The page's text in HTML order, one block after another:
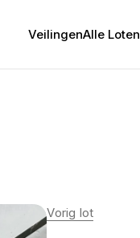
VeilingenAlle Loten
Vorig lot